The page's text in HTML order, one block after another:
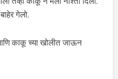
गेलो.
काकू च्या खोलीत जाऊन